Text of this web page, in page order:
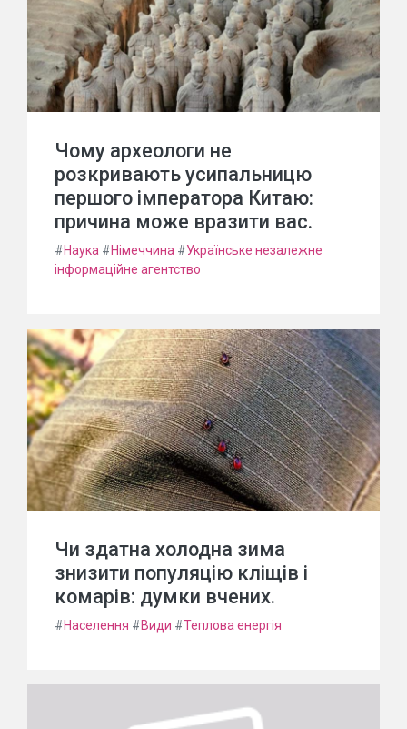
Чому археологи не
розкривають усипальницю
першого імператора Китаю:
причина може вразити вас.
#Наука #Німеччина #Українське незалежне
інформаційне агентство
Чи здатна холодна зима
знизити популяцію кліщів і
комарів: думки вчених.
#Населення #Види #Теплова енергія